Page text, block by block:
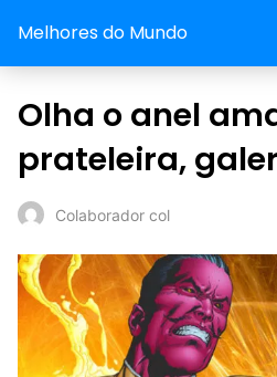
Melhores do Mundo
Olha o anel
prateleira,
Colaborador col